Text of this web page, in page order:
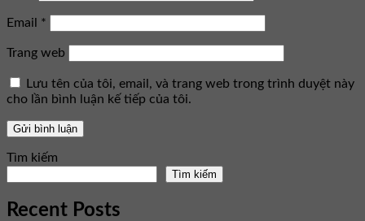
Email *
Trang web
Lưu tên của tôi, email, và trang web trong trình duyệt này
cho lần bình luận kế tiếp của tôi.
Tìm kiếm
Tìm kiếm
Recent Posts